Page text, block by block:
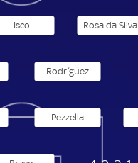
Pezzella
Rodríguez
Rosa da Silva
Isco